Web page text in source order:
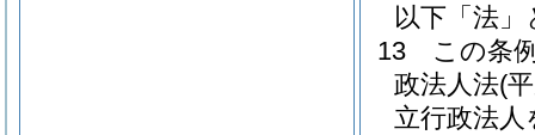
以下「法
13
この条
政法人法(
立行政法